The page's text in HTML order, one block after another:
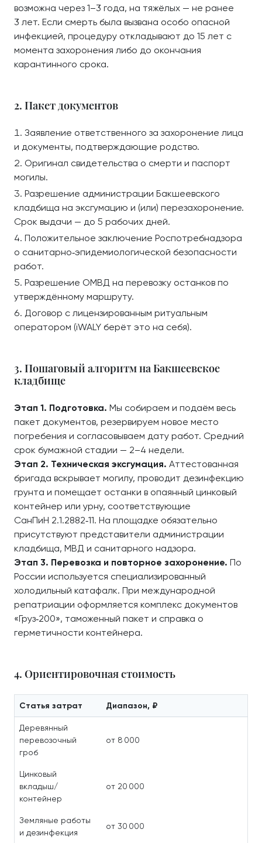
возможна через 1–3 года, на тяжёлых — не ранее
3 лет. Если смерть была вызвана особо опасной
инфекцией, процедуру откладывают до 15 лет с
момента захоронения либо до окончания
карантинного срока.
2. Пакет документов
Заявление ответственного за захоронение лица
и документы, подтверждающие родство.
Оригинал свидетельства о смерти и паспорт
могилы.
Разрешение администрации Бакшеевского
кладбища на эксгумацию и (или) перезахоронение.
Срок выдачи — до 5 рабочих дней.
Положительное заключение Роспотребнадзора
о санитарно‑эпидемиологической безопасности
работ.
Разрешение ОМВД на перевозку останков по
утверждённому маршруту.
Договор с лицензированным ритуальным
оператором (iWALY берёт это на себя).
3. Пошаговый алгоритм на Бакшеевское
кладбище
Этап 1. Подготовка. Мы собираем и подаём весь
пакет документов, резервируем новое место
погребения и согласовываем дату работ. Средний
срок бумажной стадии — 2–4 недели.
Этап 2. Техническая эксгумация. Аттестованная
бригада вскрывает могилу, проводит дезинфекцию
грунта и помещает останки в опаянный цинковый
контейнер или урну, соответствующие
СанПиН 2.1.2882‑11. На площадке обязательно
присутствуют представители администрации
кладбища, МВД и санитарного надзора.
Этап 3. Перевозка и повторное захоронение. По
России используется специализированный
холодильный катафалк. При международной
репатриации оформляется комплекс документов
«Груз‑200», таможенный пакет и справка о
герметичности контейнера.
4. Ориентировочная стоимость
Статья затрат Диапазон, ₽
Деревянный
перевозочный
гроб
от 8 000
Цинковый
вкладыш/
контейнер
от 20 000
Земляные работы
и дезинфекция
от 30 000